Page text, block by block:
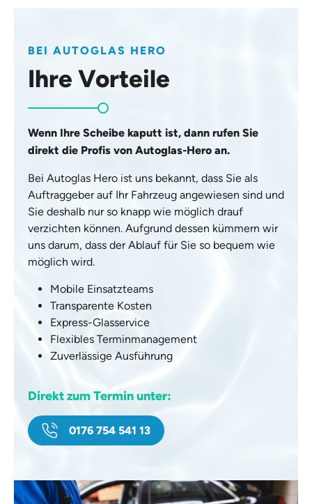
BEI AUTOGLAS HERO
Ihre Vorteile
Wenn Ihre Scheibe kaputt ist, dann rufen Sie
direkt die Profis von Autoglas-Hero an.
Bei Autoglas Hero ist uns bekannt, dass Sie als
Auftraggeber auf Ihr Fahrzeug angewiesen sind und
Sie deshalb nur so knapp wie möglich drauf
verzichten können. Aufgrund dessen kümmern wir
uns darum, dass der Ablauf für Sie so bequem wie
möglich wird.
Mobile Einsatzteams
Transparente Kosten
Express-Glasservice
Flexibles Terminmanagement
Zuverlässige Ausführung
Direkt zum Termin unter:
0176 754 541 13